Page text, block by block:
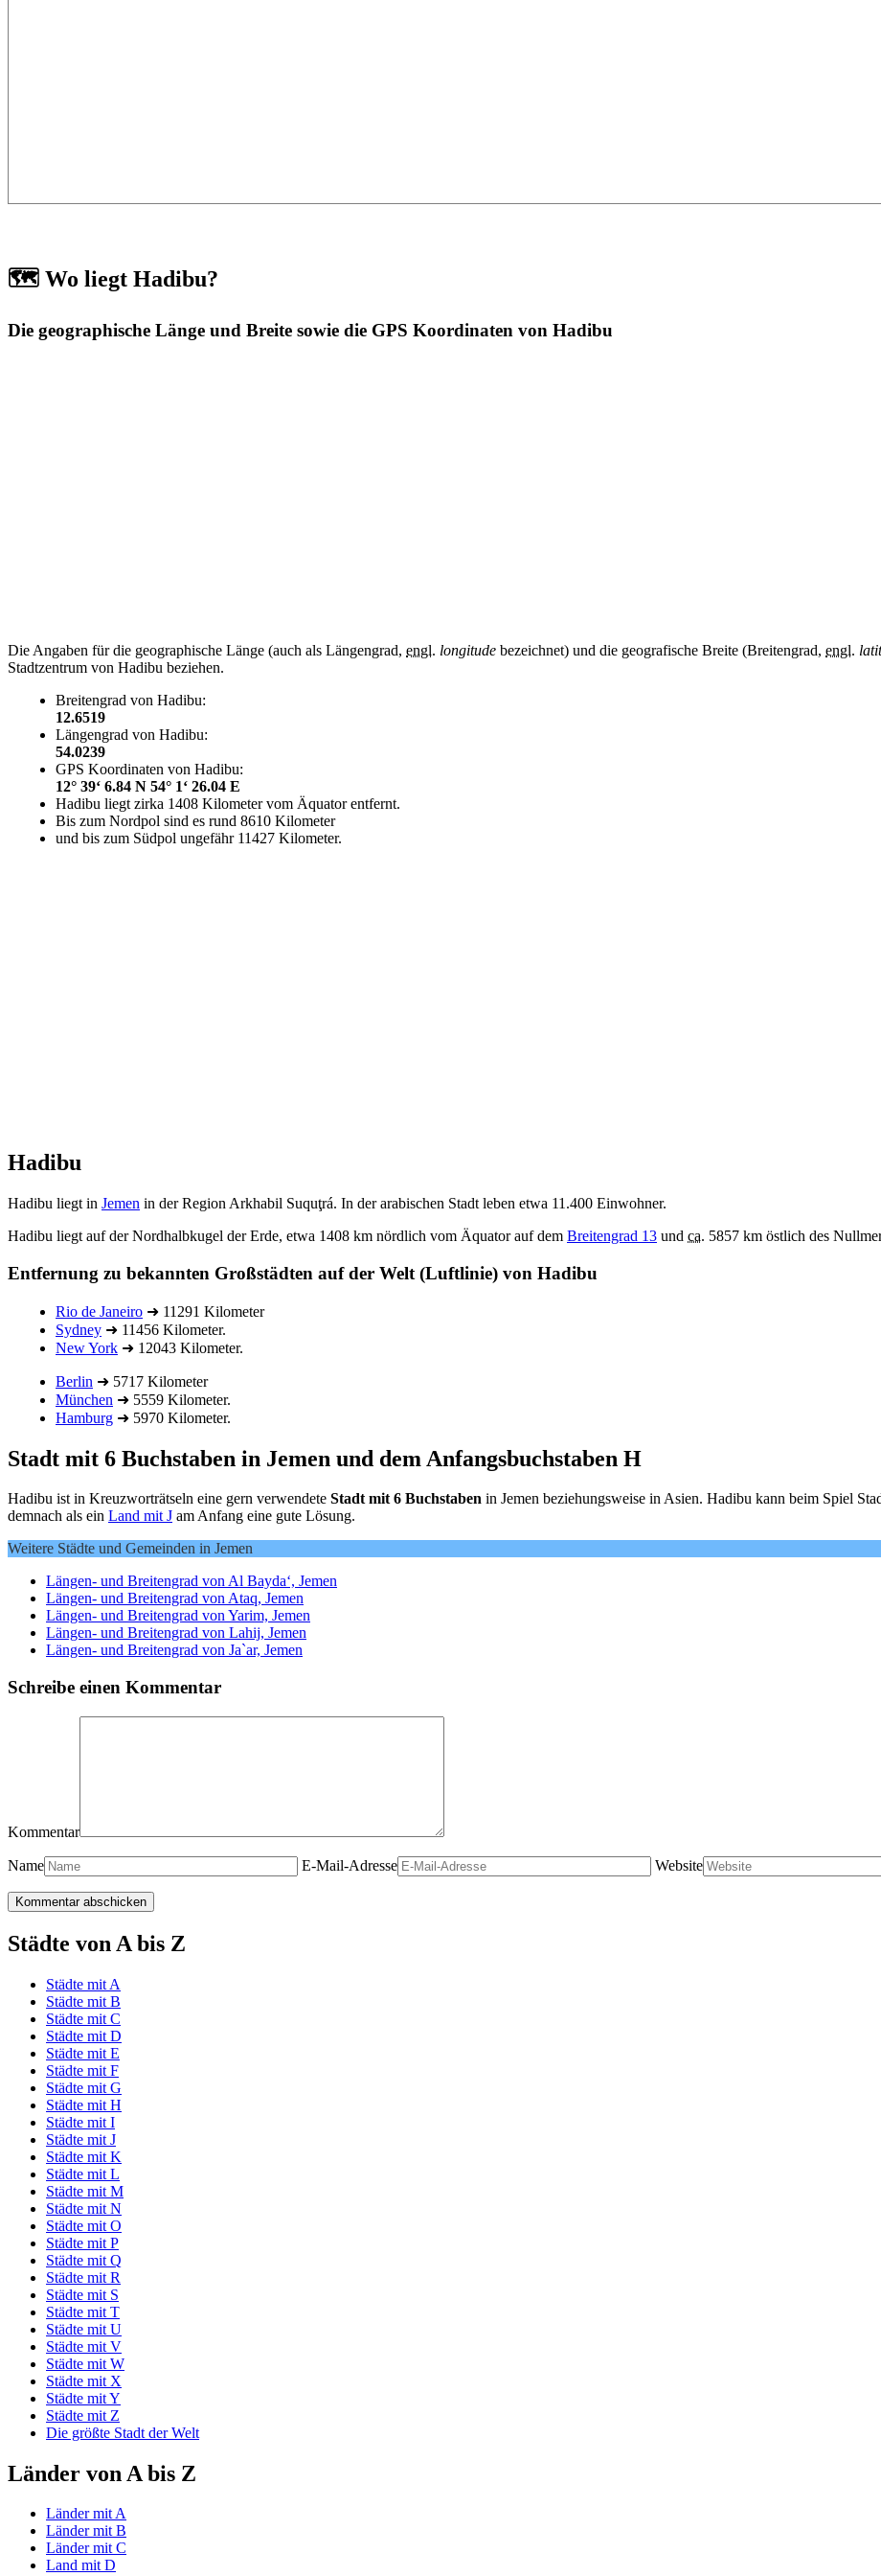
🗺️ Wo liegt Hadibu?
Die geographische Länge und Breite sowie die GPS Koordinaten von Hadibu
Die Angaben für die geographische Länge (auch als Längengrad, engl. longitude bezeichnet) und die geografische Breite (Breitengrad, engl.
Stadtzentrum von Hadibu beziehen.
Breitengrad von Hadibu:
12.6519
Längengrad von Hadibu:
54.0239
GPS Koordinaten von Hadibu:
12° 39‘ 6.84 N 54° 1‘ 26.04 E
Hadibu liegt zirka 1408 Kilometer vom Äquator entfernt.
Bis zum Nordpol sind es rund 8610 Kilometer
und bis zum Südpol ungefähr 11427 Kilometer.
Hadibu
Hadibu liegt in Jemen in der Region Arkhabil Suquţrá. In der arabischen Stadt leben etwa 11.400 Einwohner.
Hadibu liegt auf der Nordhalbkugel der Erde, etwa 1408 km nördlich vom Äquator auf dem Breitengrad 13 und ca. 5857 km östlich des
Entfernung zu bekannten Großstädten auf der Welt (Luftlinie) von Hadibu
Rio de Janeiro ➜ 11291 Kilometer
Sydney ➜ 11456 Kilometer.
New York ➜ 12043 Kilometer.
Berlin ➜ 5717 Kilometer
München ➜ 5559 Kilometer.
Hamburg ➜ 5970 Kilometer.
Stadt mit 6 Buchstaben in Jemen und dem Anfangsbuchstaben H
Hadibu ist in Kreuzworträtseln eine gern verwendete Stadt mit 6 Buchstaben in Jemen beziehungsweise in Asien. Hadibu kann beim Spiel
demnach als ein Land mit J am Anfang eine gute Lösung.
Weitere Städte und Gemeinden in Jemen
Längen- und Breitengrad von Al Bayda‘, Jemen
Längen- und Breitengrad von Ataq, Jemen
Längen- und Breitengrad von Yarim, Jemen
Längen- und Breitengrad von Lahij, Jemen
Längen- und Breitengrad von Ja`ar, Jemen
Schreibe einen Kommentar
Kommentar
Name E-Mail-Adresse Website
Städte von A bis Z
Städte mit A
Städte mit B
Städte mit C
Städte mit D
Städte mit E
Städte mit F
Städte mit G
Städte mit H
Städte mit I
Städte mit J
Städte mit K
Städte mit L
Städte mit M
Städte mit N
Städte mit O
Städte mit P
Städte mit Q
Städte mit R
Städte mit S
Städte mit T
Städte mit U
Städte mit V
Städte mit W
Städte mit X
Städte mit Y
Städte mit Z
Die größte Stadt der Welt
Länder von A bis Z
Länder mit A
Länder mit B
Länder mit C
Land mit D